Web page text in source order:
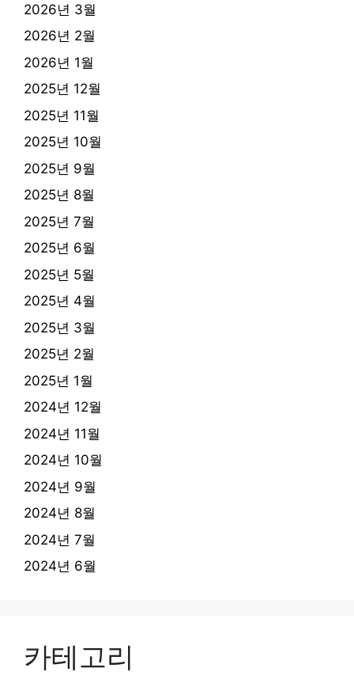
2026년 3월
2026년 2월
2026년 1월
2025년 12월
2025년 11월
2025년 10월
2025년 9월
2025년 8월
2025년 7월
2025년 6월
2025년 5월
2025년 4월
2025년 3월
2025년 2월
2025년 1월
2024년 12월
2024년 11월
2024년 10월
2024년 9월
2024년 8월
2024년 7월
2024년 6월
카테고리